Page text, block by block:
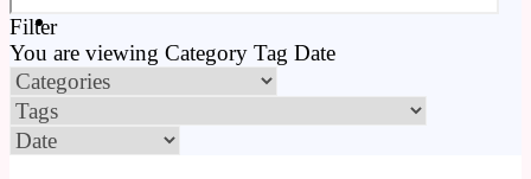
Filter
You are viewing Category Tag Date